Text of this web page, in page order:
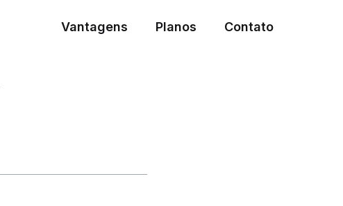
Vantagens Planos Contato